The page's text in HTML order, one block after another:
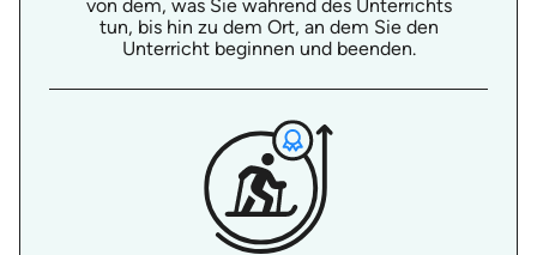
von dem, was Sie während des Unterrichts
tun, bis hin zu dem Ort, an dem Sie den
Unterricht beginnen und beenden.